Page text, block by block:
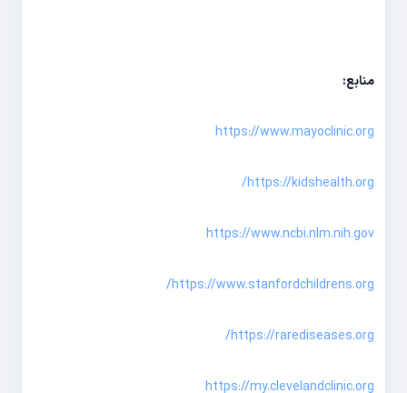
منابع:
https://www.mayoclinic.org
https://kidshealth.org/
https://www.ncbi.nlm.nih.gov
https://www.stanfordchildrens.org/
https://rarediseases.org/
https://my.clevelandclinic.org